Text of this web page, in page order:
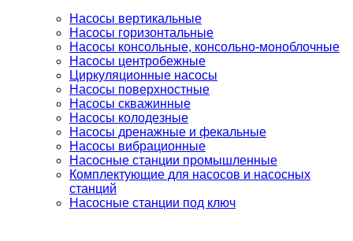
Насосы вертикальные
Насосы горизонтальные
Насосы консольные, консольно-моноблочные
Насосы центробежные
Циркуляционные насосы
Насосы поверхностные
Насосы скважинные
Насосы колодезные
Насосы дренажные и фекальные
Насосы вибрационные
Насосные станции промышленные
Комплектующие для насосов и насосных
станций
Насосные станции под ключ